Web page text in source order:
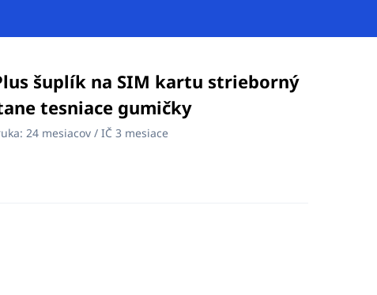
šuplík na SIM kartu strieborný
tesniace gumičky
24 mesiacov / IČ 3 mesiace